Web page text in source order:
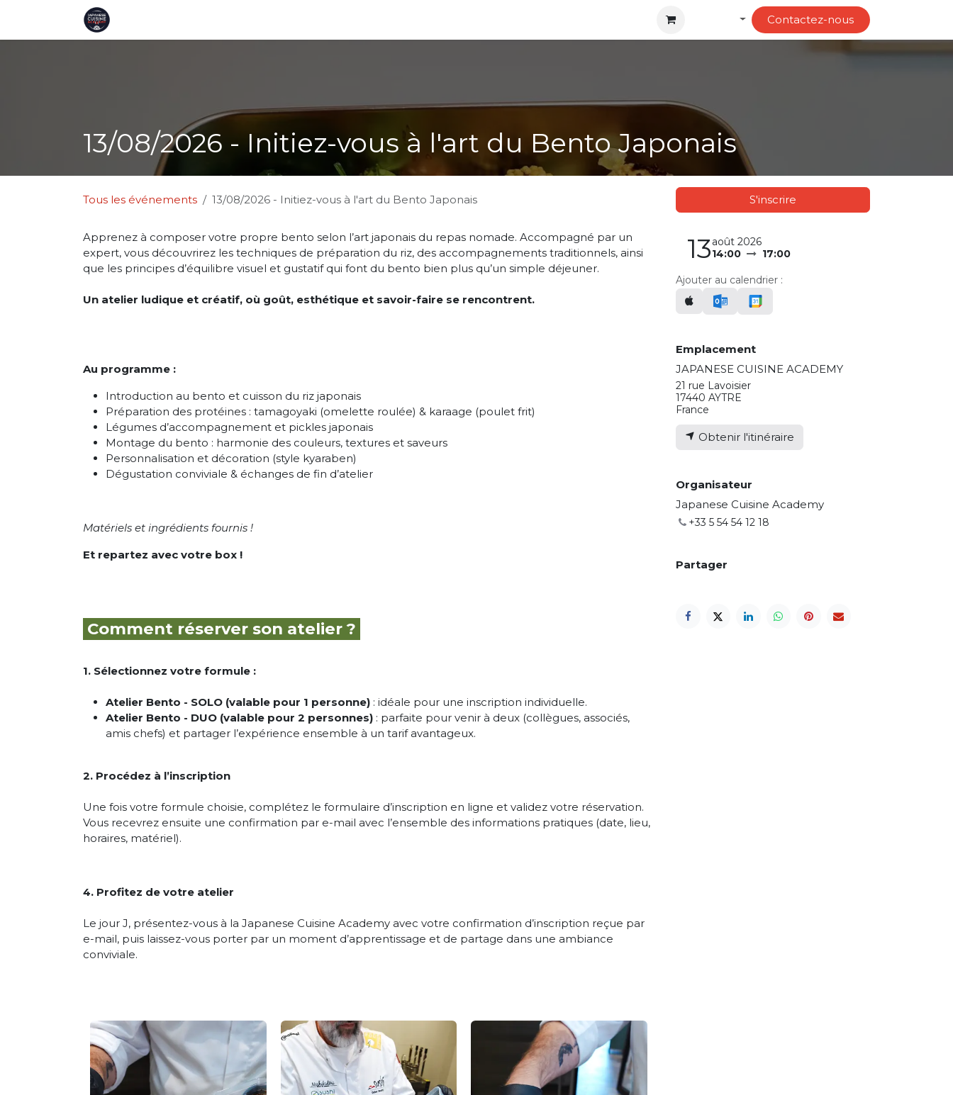
Se rendre au contenu
Contactez-no​​us
13/08/2026 - Initiez-vous à l'art du Bento Japonais
Tous les événements 13/08/2026 - Initiez-vous à l'art du Bento Japonais
Apprenez à composer votre propre bento selon l’art japonais du repas nomade. Accompagné par un
expert, vous découvrirez les techniques de préparation du riz, des accompagnements traditionnels, ainsi
que les principes d’équilibre visuel et gustatif qui font du bento bien plus qu’un simple déjeuner.
Un atelier ludique et créatif, où goût, esthétique et savoir-faire se rencontrent.
Au programme :
Introduction au bento et cuisson du riz japonais
Préparation des protéines : tamagoyaki (omelette roulée) & karaage (poulet frit)
Légumes d’accompagnement et pickles japonais
Montage du bento : harmonie des couleurs, textures et saveurs
Personnalisation et décoration (style kyaraben)
Dégustation conviviale & échanges de fin d’atelier
Matériels et ingrédients fournis !
Et repartez avec votre box !
Comment réserver son atelier ?
1. Sélectionnez votre formule :
Atelier Bento - SOLO (valable pour 1 personne) : idéale pour une inscription individuelle.
Atelier Bento - DUO (valable pour 2 personnes) : parfaite pour venir à deux (collègues, associés,
amis chefs) et partager l’expérience ensemble à un tarif avantageux.
2. Procédez à l’inscription
Une fois votre formule choisie, complétez le formulaire d’inscription en ligne et validez votre réservation.
Vous recevrez ensuite une confirmation par e-mail avec l’ensemble des informations pratiques (date, lieu,
horaires, matériel).
4. Profitez de votre atelier
Le jour J, présentez-vous à la Japanese Cuisine Academy avec votre confirmation d’inscription reçue par
e-mail, puis laissez-vous porter par un moment d’apprentissage et de partage dans une ambiance
conviviale.
S'inscrire
13août 2026
14:00
17:00
Ajouter au calendrier :
Emplacement
JAPANESE CUISINE ACADEMY
21 rue Lavoisier
17440 AYTRE
France
Obtenir l'itinéraire
Organisateur
Japanese Cuisine Academy
+33 5 54 54 12 18
Partager